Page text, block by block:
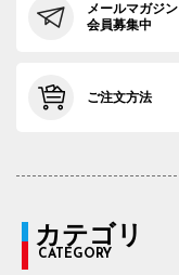
メールマガジン
会員募集中
ご注文方法
カテゴリ
CATEGORY